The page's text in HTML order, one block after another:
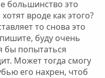
большинство это
вроде как этого?
то снова это
буду очень
бы попытаться
Может тогда смогу
его нахрен, чтоб